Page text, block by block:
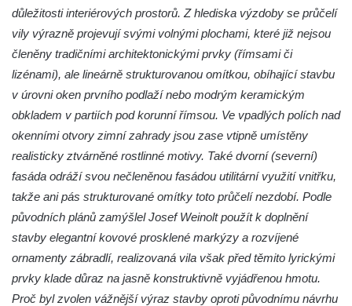
Dům čp. 170 na Palackého náměstí v
Novém Boru
Dům čp. 183 na Palackého náměstí v
Novém Boru
Dům čp. 184 na Palackého náměstí v
Novém Boru
Dům čp. 211 v Tkalcovské ulici v Novém
Boru
Dům čp. 206 v Tkalcovské ulici v Novém
Boru
Dům čp. 139 ve Špálově ulici v Novém Boru
důležitosti interiérových prostorů. Z hlediska výzdoby se průčelí
vily výrazně projevují svými volnými plochami, které již nejsou
členěny tradičními architektonickými prvky (římsami či
lizénami), ale lineárně strukturovanou omítkou, obíhající stavbu
v úrovni oken prvního podlaží nebo modrým keramickým
obkladem v partiích pod korunní římsou. Ve vpadlých polích nad
okenními otvory zimní zahrady jsou zase vtipně umístěny
realisticky ztvárněné rostlinné motivy. Také dvorní (severní)
fasáda odráží svou nečleněnou fasádou utilitární využití vnitřku,
takže ani pás strukturované omítky toto průčelí nezdobí. Podle
původních plánů zamýšlel Josef Weinolt použít k doplnění
stavby elegantní kovové prosklené markýzy a rozvíjené
ornamenty zábradlí, realizovaná vila však před těmito lyrickými
prvky klade důraz na jasně konstruktivně vyjádřenou hmotu.
Proč byl zvolen vážnější výraz stavby oproti původnímu návrhu